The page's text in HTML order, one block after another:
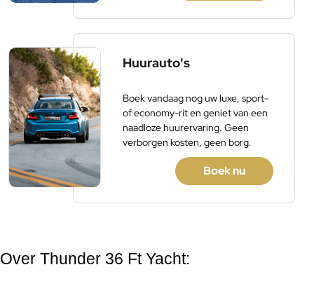
Huurauto's
Boek vandaag nog uw luxe, sport-
of economy-rit en geniet van een
naadloze huurervaring. Geen
verborgen kosten, geen borg.
Boek nu
Over Thunder 36 Ft Yacht: